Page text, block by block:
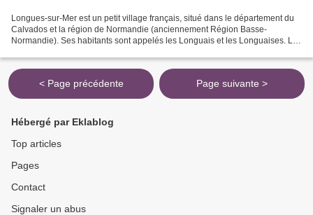
Longues-sur-Mer est un petit village français, situé dans le département du
Calvados et la région de Normandie (anciennement Région Basse-
Normandie). Ses habitants sont appelés les Longuais et les Longuaises. La
< Page précédente Page suivante >
Hébergé par Eklablog
Top articles
Pages
Contact
Signaler un abus